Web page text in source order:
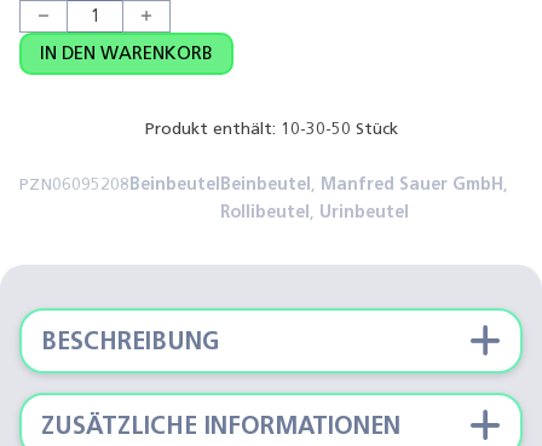
SAUER Rollibeutel (Urinbeutel) Menge
IN DEN WARENKORB
Produkt enthält: 10-30-50 Stück
PZN06095208BeinbeutelBeinbeutel, Manfred Sauer GmbH,
Rollibeutel, Urinbeutel
BESCHREIBUNG
ZUSÄTZLICHE INFORMATIONEN